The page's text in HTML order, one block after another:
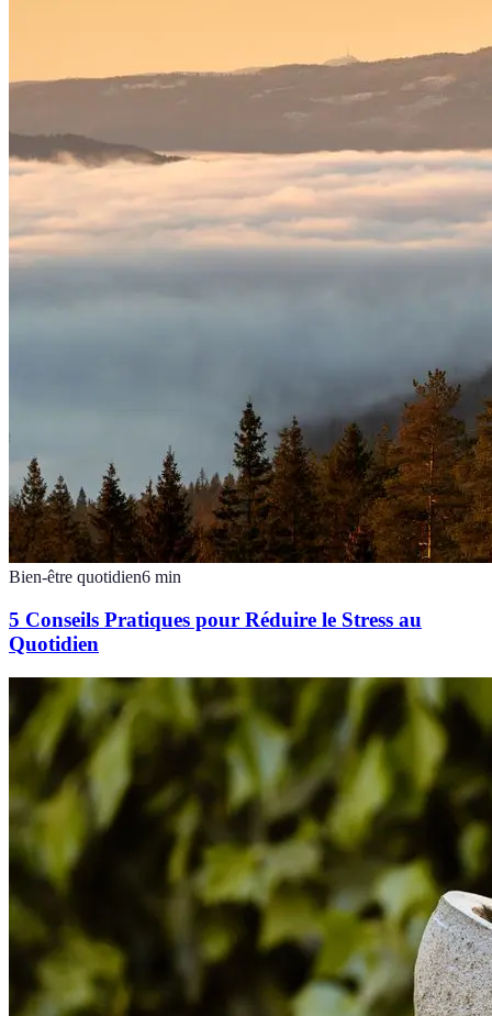
Bien-être quotidien6 min
5 Conseils Pratiques pour Réduire le Stress au
Quotidien